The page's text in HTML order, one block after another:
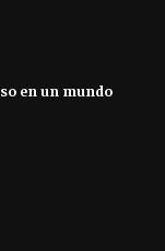
en un mundo